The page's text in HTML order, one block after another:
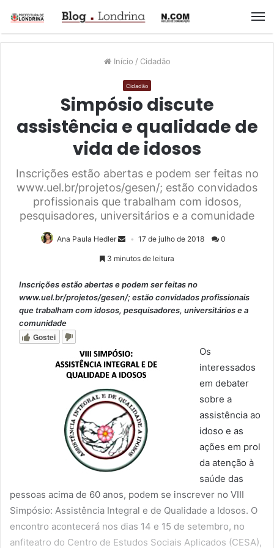
Início / Cidadão
Cidadão
Simpósio discute
assistência e qualidade de
vida de idosos
Inscrições estão abertas e podem ser feitas no
www.uel.br/projetos/gesen/; estão convidados
profissionais que trabalham com idosos,
pesquisadores, universitários e a comunidade
Ana Paula Hedler 17 de julho de 2018 0
3 minutos de leitura
Inscrições estão abertas e podem ser feitas no
www.uel.br/projetos/gesen/; estão convidados profissionais
que trabalham com idosos, pesquisadores, universitários e a
comunidade
Gostei
Os
interessados
em debater
sobre a
assistência ao
idoso e as
ações em prol
da atenção à
saúde das
pessoas acima de 60 anos, podem se inscrever no VIII
Simpósio: Assistência Integral e de Qualidade a Idosos. O
encontro acontecerá nos dias 14 e 15 de setembro, no
anfiteatro do Centro de Estudos Sociais Aplicados (CESA),